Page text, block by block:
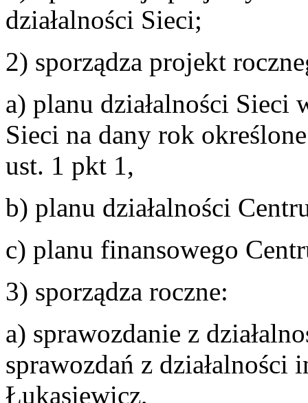
działalności Sieci;
2) sporządza projekt
a) planu działalności Sieci
Sieci na dany rok
ust. 1 pkt 1,
b) planu działalności
c) planu finansowego
3) sporządza roczne:
a) sprawozdanie z
sprawozdań z
Łukasiewicz,